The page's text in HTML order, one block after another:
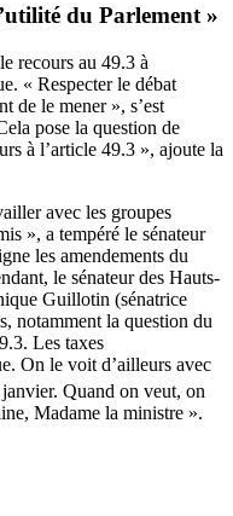
du Parlement »
recours au 49.3 à
« Respecter le débat
de le mener », s’est
pose la question de
à l’article 49.3 », ajoute la
avec les groupes
», a tempéré le sénateur
les amendements du
le sénateur des Hauts-
Guillotin (sénatrice
notamment la question du
Les taxes
On le voit d’ailleurs avec
Quand on veut, on
Madame la ministre ».